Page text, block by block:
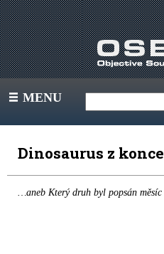
III MENU
Dinosaurus z
…aneb Který druh byl popsán měsíc